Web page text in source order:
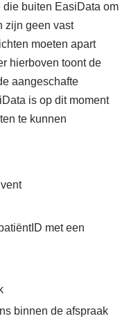
buiten EasiData om
zijn geen vast
moeten apart
hierboven toont de
aangeschafte
is op dit moment
te kunnen
met een
binnen de afspraak